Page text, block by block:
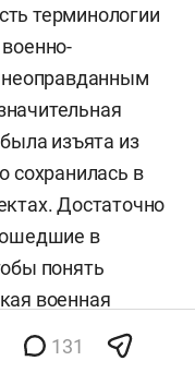
терминологии
неоправданным
изъята из
сохранилась в
Достаточно
в
понять
военная
российской
131